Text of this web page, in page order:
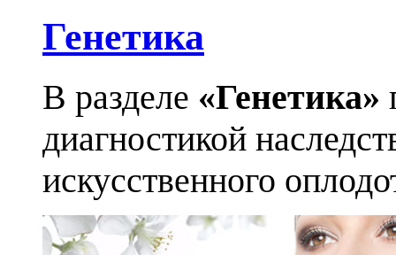
Генетика
В разделе «Генетика»
диагностикой
искусственного